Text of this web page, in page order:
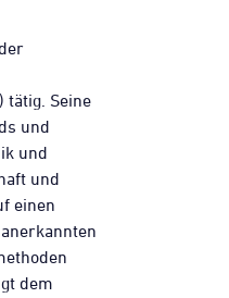
tätig. Seine
und
und
und
einen
dem